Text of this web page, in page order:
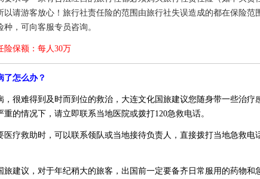
以请游客放心！旅行社责任险的范围由旅行社失误造成的都在保险范
种，可向客服专员咨询。
险保额：每人30万
了怎么办？
，很难得到及时而到位的救治，大连文化国旅建议您随身带一些治疗
重的情况下，请立即联系当地医院或拨打120急救电话。
医疗救助时，可以联系领队或当地接待负责人，直接拨打当地急救电
旅建议，对于年纪稍大的旅客，出国前一定要备齐日常服用的药物和